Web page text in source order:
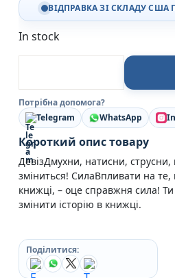
ВІДПРАВКА ЗІ СКЛАДУ
In stock
Потруси яблуню - Ніко
Потрібна допомога?
Telegram
WhatsApp
Короткий опис товару
ДевізДмухни, натисни, струсни,
зміниться! СилаВпливати на те,
книжці, – оце справжня сила!
змінити історію в книжці.
Поділитися: